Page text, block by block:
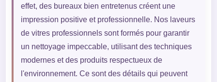
effet, des bureaux bien entretenus créent une
impression positive et professionnelle. Nos laveurs
de vitres professionnels sont formés pour garantir
un nettoyage impeccable, utilisant des techniques
modernes et des produits respectueux de
l'environnement. Ce sont des détails qui peuvent